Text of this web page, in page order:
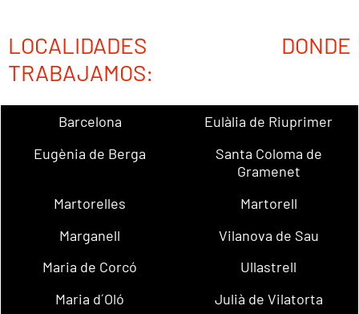
LOCALIDADES DONDE
TRABAJAMOS:
Barcelona
Eulàlia de Riuprimer
Eugènia de Berga
Santa Coloma de
Gramenet
Martorelles
Martorell
Marganell
Vilanova de Sau
Maria de Corcó
Ullastrell
Maria d´Oló
Julià de Vilatorta